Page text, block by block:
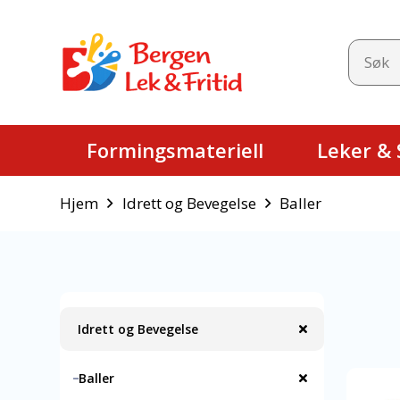
Formingsmateriell Leker &
Hjem Idrett og Bevegelse Baller
Idrett og Bevegelse
Baller